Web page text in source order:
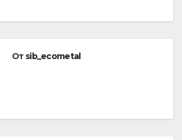
От sib_ecometal